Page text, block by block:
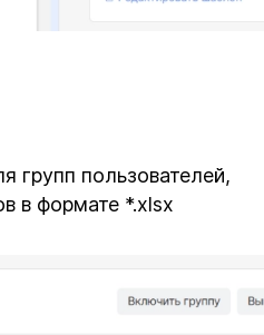
групп пользователей,
в формате *.xlsx